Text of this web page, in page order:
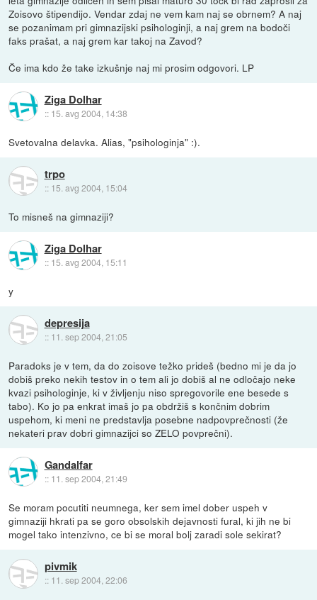
Zoisovo štipendijo. Vendar zdaj ne vem kam naj se obrnem? A naj
se pozanimam pri gimnazijski psihologinji, a naj grem na bodoči
faks prašat, a naj grem kar takoj na Zavod?
Če ima kdo že take izkušnje naj mi prosim odgovori. LP
Ziga Dolhar
:: 15. avg 2004, 14:38
Svetovalna delavka. Alias, "psihologinja" :).
trpo
:: 15. avg 2004, 15:04
To misneš na gimnaziji?
Ziga Dolhar
:: 15. avg 2004, 15:11
y
depresija
:: 11. sep 2004, 21:05
Paradoks je v tem, da do zoisove težko prideš (bedno mi je da jo
dobiš preko nekih testov in o tem ali jo dobiš al ne odločajo neke
kvazi psihologinje, ki v življenju niso spregovorile ene besede s
tabo). Ko jo pa enkrat imaš jo pa obdržiš s končnim dobrim
uspehom, ki meni ne predstavlja posebne nadpovprečnosti (že
nekateri prav dobri gimnazijci so ZELO povprečni).
Gandalfar
:: 11. sep 2004, 21:49
Se moram pocutiti neumnega, ker sem imel dober uspeh v
gimnaziji hkrati pa se goro obsolskih dejavnosti fural, ki jih ne bi
mogel tako intenzivno, ce bi se moral bolj zaradi sole sekirat?
pivmik
:: 11. sep 2004, 22:06